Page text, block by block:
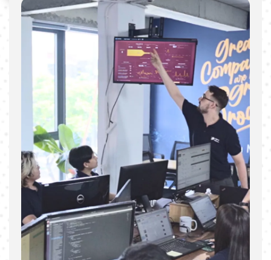
Gabriel Lepadatu
CEO de Prolyp™
Notre objectif était de développer une application
mobile pour un nouveau jeu d’entraînement cérébral. Ce
que nous avons particulièrement apprécié chez Digital
Unicorn, c’est la qualité de la communication et le suivi
du projet, de la présentation de l’ébauche à la livraison
du produit final. Ils ont immédiatement saisi l’essence de
notre application et ont conçu un concept remarquable,
jetant les bases d’un développement futur réussi de
l’application.
1 Juin 2026